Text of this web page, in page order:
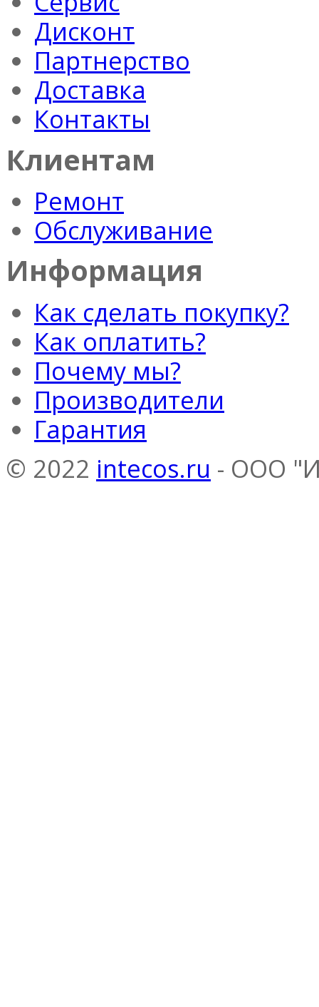
Дисконт
Партнерство
Доставка
Контакты
Клиентам
Ремонт
Обслуживание
Информация
Как сделать покупку?
Как оплатить?
Почему мы?
Производители
Гарантия
© 2022 intecos.ru - ООО